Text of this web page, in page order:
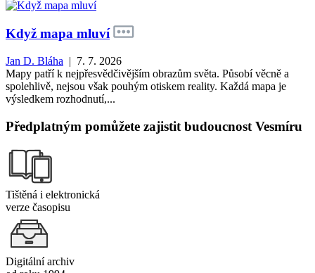
Když mapa mluví
Jan D. Bláha | 7. 7. 2026
Mapy patří k nejpřesvědčivějším obrazům světa. Působí věcně a
spolehlivě, nejsou však pouhým otiskem reality. Každá mapa je
výsledkem rozhodnutí,...
Předplatným pomůžete zajistit budoucnost Vesmíru
Tištěná i elektronická
verze časopisu
Digitální archiv